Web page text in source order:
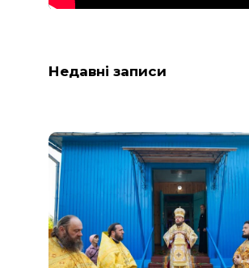
Недавні записи